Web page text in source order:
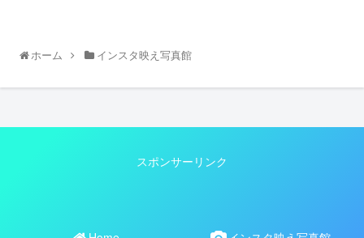
ホーム インスタ映え写真館
スポンサーリンク